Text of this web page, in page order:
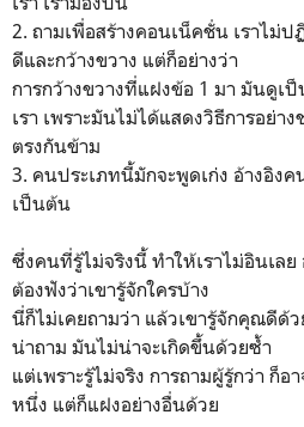
2. ถามเพื่อสร้างคอนเน็คชั่น เราไม่
ดีและกว้างขวาง แต่ก็อย่างว่า
การกว้างขวางที่แฝงข้อ 1 มา มันดูเ
เรา เพราะมันไม่ได้แสดงวิธีการอย่
ตรงกันข้าม
3. คนประเภทนี้มักจะพูดเก่ง อ้างอิง
เป็นต้น
ซึ่งคนที่รู้ไม่จริงนี้ ทำให้เราไม่อินเล
ต้องฟังว่าเขารู้จักใครบ้าง
นี่ก็ไม่เคยถามว่า แล้วเขารู้จักคุณดีด้
น่าถาม มันไม่น่าจะเกิดขึ้นด้วยซ้ำ
แต่เพราะรู้ไม่จริง การถามผู้รู้กว่า ก็อ
หนึ่ง แต่ก็แฝงอย่างอื่นด้วย